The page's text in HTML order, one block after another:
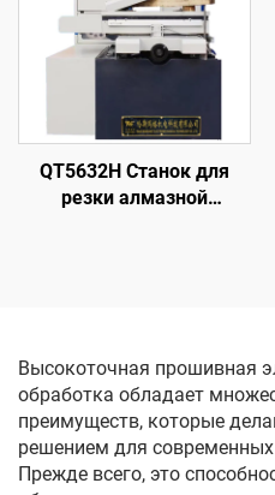
QT5632H Станок для
резки алмазной
Высокоточная прошивная
обработка обладает
преимуществ, которые
решением для
Прежде всего, это